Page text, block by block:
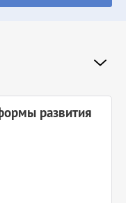
развития